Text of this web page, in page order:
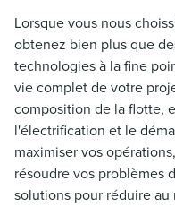
Lorsque vous nous
obtenez bien plus que
technologies à la fine
vie complet de votre
composition de la flotte,
l'électrification et le
maximiser vos
résoudre vos problèmes
solutions pour réduire